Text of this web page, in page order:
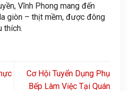
Vĩnh Phong mang đến
giòn – thịt mềm, được đông
thích.
Cơ Hội Tuyển Dụng Phụ
Bếp Làm Việc Tại Quán